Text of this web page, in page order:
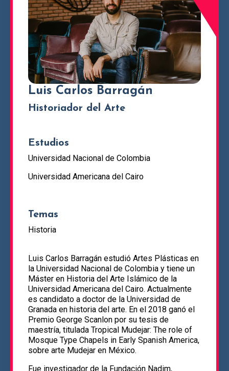
Luis Carlos Barragán
Historiador del Arte
Estudios
Universidad Nacional de Colombia
Universidad Americana del Cairo
Temas
Historia
Luis Carlos Barragán estudió Artes Plásticas en
la Universidad Nacional de Colombia y tiene un
Máster en Historia del Arte Islámico de la
Universidad Americana del Cairo. Actualmente
es candidato a doctor de la Universidad de
Granada en historia del arte. En el 2018 ganó el
Premio George Scanlon por su tesis de
maestría, titulada Tropical Mudejar: The role of
Mosque Type Chapels in Early Spanish America,
sobre arte Mudejar en México.
Fue investigador de la Fundación Nadim,